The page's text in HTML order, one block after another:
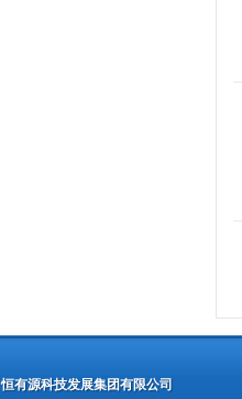
恒有源科技发展集团有限公司